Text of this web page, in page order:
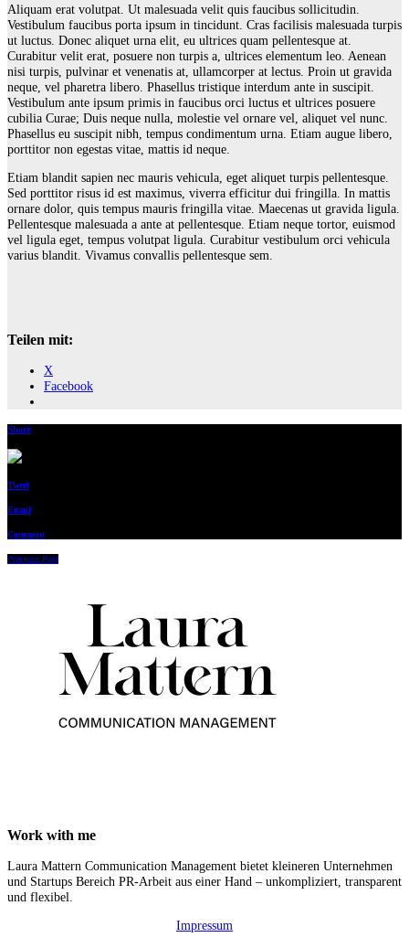
Aliquam erat volutpat. Ut malesuada velit quis faucibus sollicitudin.
Vestibulum faucibus porta ipsum in tincidunt. Cras facilisis malesuada turpis
ut luctus. Donec aliquet urna elit, eu ultrices quam pellentesque at.
Curabitur velit erat, posuere non turpis a, ultrices elementum leo. Aenean
nisi turpis, pulvinar et venenatis at, ullamcorper at lectus. Proin ut gravida
neque, vel pharetra libero. Phasellus tristique interdum ante in suscipit.
Vestibulum ante ipsum primis in faucibus orci luctus et ultrices posuere
cubilia Curae; Duis neque nulla, molestie vel ornare vel, aliquet vel nunc.
Phasellus eu suscipit nibh, tempus condimentum urna. Etiam augue libero,
porttitor non egestas vitae, mattis id neque.
Etiam blandit sapien nec mauris vehicula, eget aliquet turpis pellentesque.
Sed porttitor risus id est maximus, viverra efficitur dui fringilla. In mattis
ornare dolor, quis tempus mauris fringilla vitae. Maecenas ut gravida ligula.
Pellentesque malesuada a ante at pellentesque. Etiam neque tortor, euismod
vel ligula eget, tempus volutpat ligula. Curabitur vestibulum orci vehicula
varius blandit. Vivamus convallis pellentesque sem.
Teilen mit:
X
Facebook
Share
Tweet
Email
Comment
Beitragsnavigation
Previous Post
Work with me
Laura Mattern Communication Management bietet kleineren Unternehmen
und Startups Bereich PR-Arbeit aus einer Hand – unkompliziert, transparent
und flexibel.
Impressum